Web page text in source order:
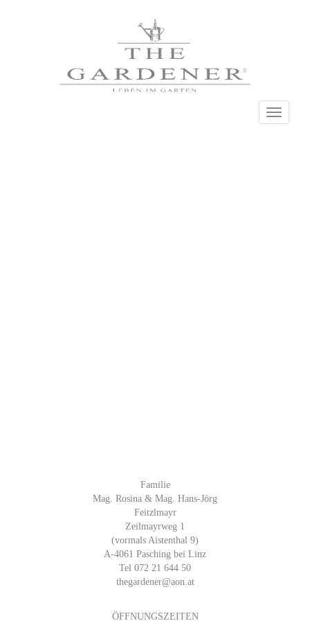
Familie
Mag. Rosina & Mag. Hans-Jörg
Feitzlmayr
Zeilmayrweg 1
(vormals Aistenthal 9)
A-4061 Pasching bei Linz
Tel 072 21 644 50
thegardener@aon.at
ÖFFNUNGSZEITEN